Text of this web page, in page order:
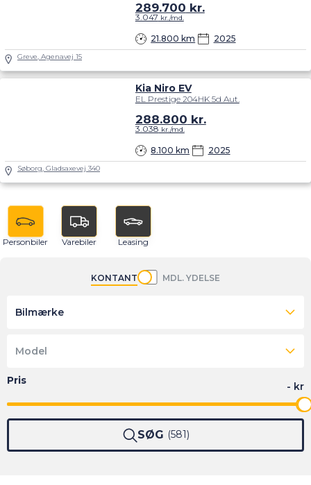
21.800 km 2025
289.700 kr.
3.047 kr./md.
Greve, Agenavej 15
Kia Niro EV
EL Prestige 204HK 5d Aut.
8.100 km 2025
288.800 kr.
3.038 kr./md.
Søborg, Gladsaxevej 340
Personbiler Varebiler Leasing
KONTANT MDL. YDELSE
Bilmærke
Model
SØG 581